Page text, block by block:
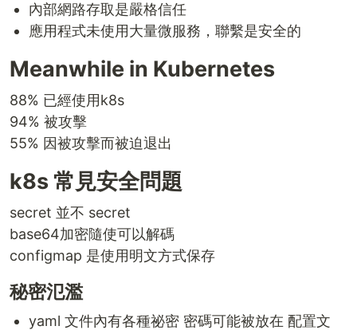
內部網路存取是嚴格信任
應用程式未使用大量微服務，聯繫是安全的
Meanwhile in Kubernetes
88% 已經使用k8s
94% 被攻擊
55% 因被攻擊而被迫退出
k8s 常見安全問題
secret 並不 secret
base64加密隨使可以解碼
configmap 是使用明文方式保存
秘密氾濫
yaml 文件內有各種祕密 密碼可能被放在 配置文